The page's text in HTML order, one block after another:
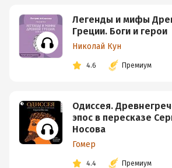
Легенды и мифы
Греции. Боги и герои
Николай Кун
4.6 Премиум
Одиссея.
эпос в пересказе
Носова
Гомер
4.4 Премиум